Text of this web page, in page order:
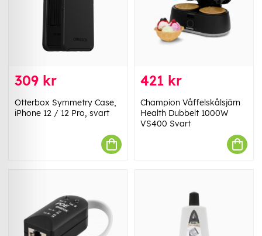
309 kr
Otterbox Symmetry Case,
iPhone 12 / 12 Pro, svart
421 kr
Champion Våffelskålsjärn
Health Dubbelt 1000W
VS400 Svart